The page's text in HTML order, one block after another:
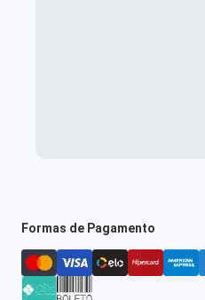
Formas de Pagamento